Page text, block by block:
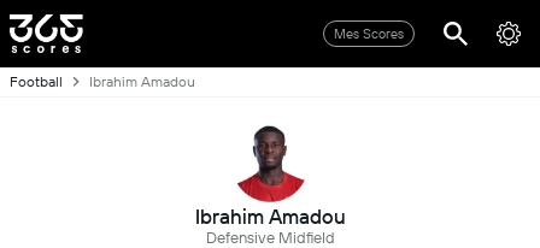
Mes Scores
Football Ibrahim Amadou
Ibrahim Amadou
Defensive Midfield